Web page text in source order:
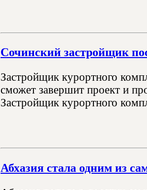
Сочинский застройщик
Застройщик курортного
сможет завершит проект и
Застройщик курортного
Абхазия стала одним из